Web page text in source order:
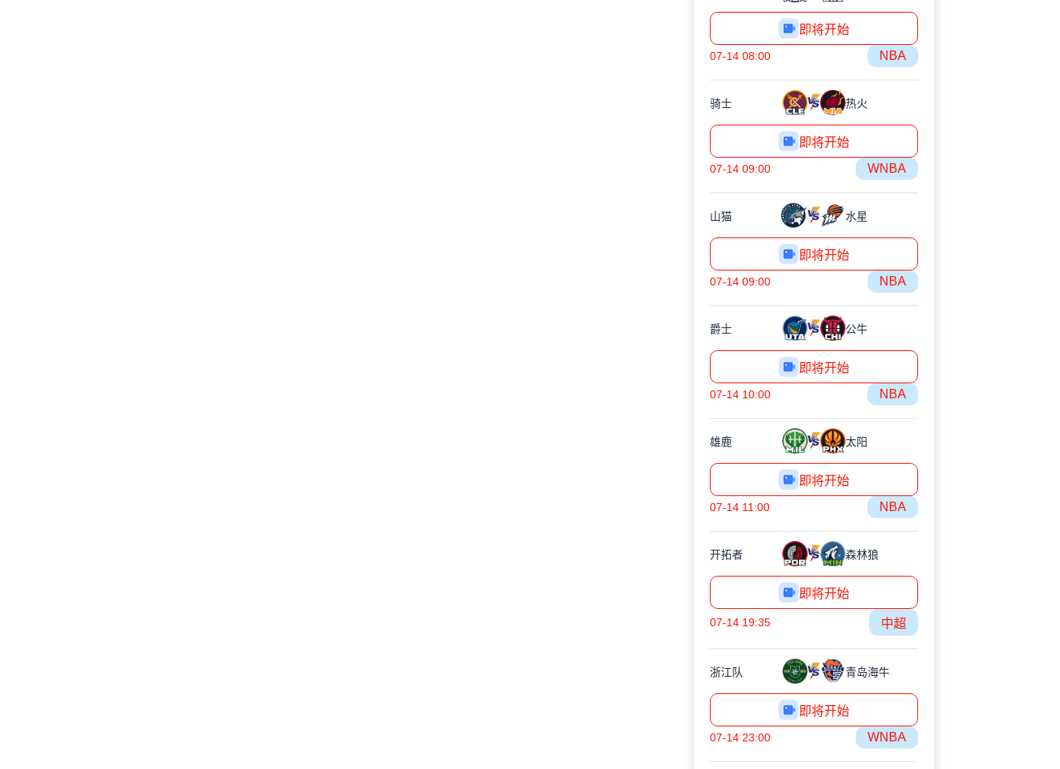
即将开始
07-14 08:00 NBA
骑士 热火
即将开始
07-14 09:00 WNBA
山猫 水星
即将开始
07-14 09:00 NBA
爵士 公牛
即将开始
07-14 10:00 NBA
雄鹿 太阳
即将开始
07-14 11:00 NBA
开拓者 森林狼
即将开始
07-14 19:35 中超
浙江队 青岛海牛
即将开始
07-14 23:00 WNBA